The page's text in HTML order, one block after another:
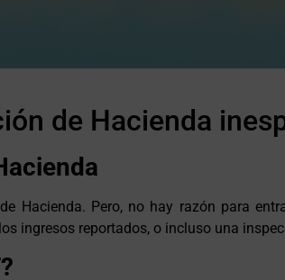
de Hacienda
Hacienda. Pero, no hay razón para
ingresos reportados, o incluso una